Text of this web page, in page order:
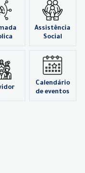
Assistência
Social
Calendário
de eventos